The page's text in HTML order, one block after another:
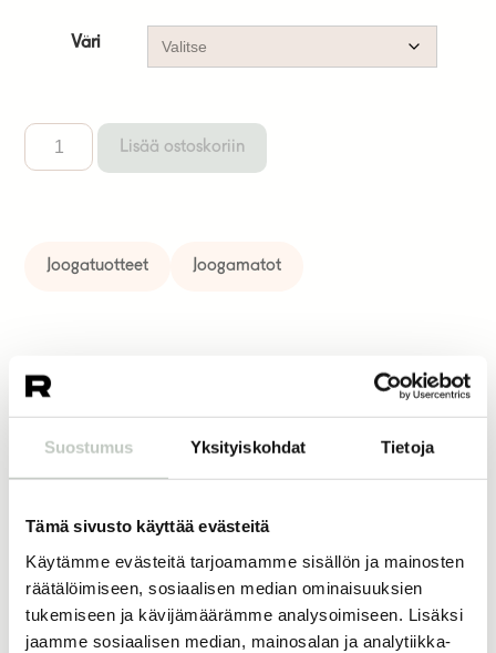
Suostumus Yksityiskohdat Tietoja
Tämä sivusto käyttää evästeitä
Käytämme evästeitä tarjoamamme sisällön ja mainosten
räätälöimiseen, sosiaalisen median ominaisuuksien
tukemiseen ja kävijämäärämme analysoimiseen. Lisäksi
jaamme sosiaalisen median, mainosalan ja analytiikka-
Väri
Lisää ostoskoriin
Joogatuotteet Joogamatot
Lisää samankaltaisia
Näytä tuote
villamatto